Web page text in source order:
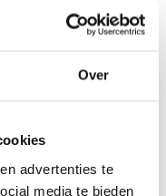
Over
advertenties te
media te bieden
veelal